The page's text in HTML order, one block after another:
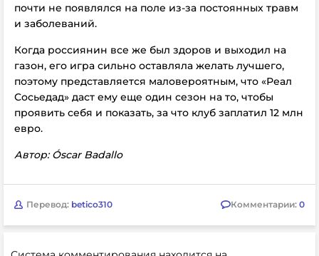
почти не появлялся на поле из-за постоянных травм
и заболеваний.
Когда россиянин все же был здоров и выходил на
газон, его игра сильно оставляла желать лучшего,
поэтому представляется маловероятным, что «Реал
Сосьедад» даст ему еще один сезон на то, чтобы
проявить себя и показать, за что клуб заплатил 12 млн
евро.
Автор: Óscar Badallo
Перевод: betico310 Комментарии: 0